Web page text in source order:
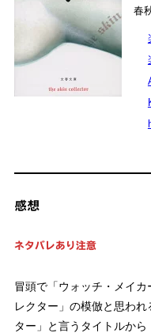
春
感想
ネタバレあり注意
冒頭で「ウォッチ・メイ
レクター」の模倣と思わ
ター」と言うタイトルか